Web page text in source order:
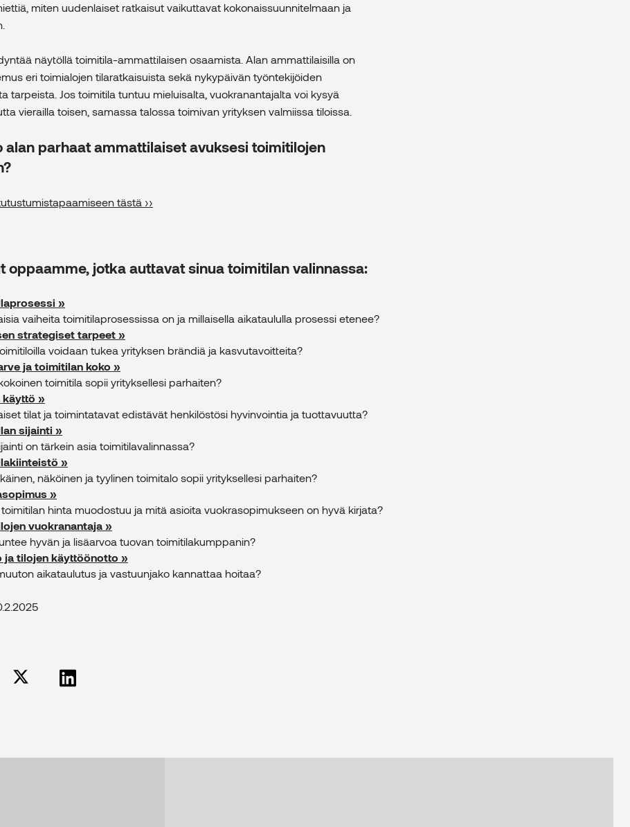
miten uudenlaiset ratkaisut vaikuttavat kokonaissuunnitelmaan ja
näytöllä toimitila-ammattilaisen osaamista. Alan ammattilaisilla on
eri toimialojen tilaratkaisuista sekä nykypäivän työntekijöiden
tarpeista. Jos toimitila tuntuu mieluisalta, vuokranantajalta voi kysyä
vierailla toisen, samassa talossa toimivan yrityksen valmiissa tiloissa.
alan parhaat ammattilaiset avuksesi toimitilojen
tästä ››
oppaamme, jotka auttavat sinua toimitilan valinnassa:
»
vaiheita toimitilaprosessissa on ja millaisella aikataululla prosessi etenee?
strategiset tarpeet »
voidaan tukea yrityksen brändiä ja kasvutavoitteita?
ja toimitilan koko »
toimitila sopii yrityksellesi parhaiten?
käyttö »
tilat ja toimintatavat edistävät henkilöstösi hyvinvointia ja tuottavuutta?
sijainti »
on tärkein asia toimitilavalinnassa?
»
näköinen ja tyylinen toimitalo sopii yrityksellesi parhaiten?
»
hinta muodostuu ja mitä asioita vuokrasopimukseen on hyvä kirjata?
vuokranantaja »
hyvän ja lisäarvoa tuovan toimitilakumppanin?
ja tilojen käyttöönotto »
aikataulutus ja vastuunjako kannattaa hoitaa?